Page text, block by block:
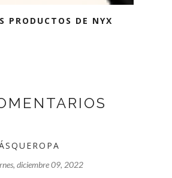
PRODUCTOS DE NYX
diciembre 09, 2022